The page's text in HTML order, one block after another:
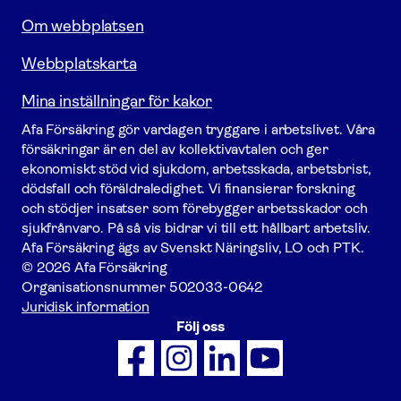
Om webbplatsen
Webbplatskarta
Mina inställningar för kakor
Afa För­säkring gör vardagen tryggare i arbetslivet. Våra
försäk­ringar är en del av kollektivavtalen och ger
ekonomiskt stöd vid sjukdom, arbetsskada, arbetsbrist,
dödsfall och föräldraledighet. Vi finansierar forskning
och stödjer insatser som förebygger arbets­skador och
sjukfrånvaro. På så vis bidrar vi till ett hållbart arbetsliv.
Afa För­säkring ägs av Svenskt Näringsliv, LO och PTK.
© 2026 Afa Försäkring
Organisationsnummer 502033-0642
Juridisk information
Följ oss